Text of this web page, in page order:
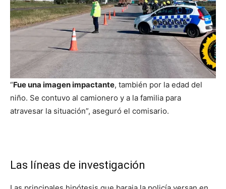
“Fue una imagen impactante, también por la edad del
niño. Se contuvo al camionero y a la familia para
atravesar la situación”, aseguró el comisario.
Las líneas de investigación